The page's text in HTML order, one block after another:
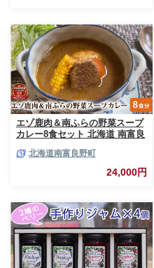
エゾ鹿肉＆南ふらの野菜スープ
カレー8食セット 北海道 南富良
スープカレー セット 詰合せ 加
北海道南富良野町
24,000円